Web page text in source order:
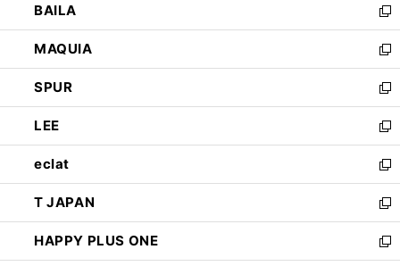
く
ィ
ン
ド
ウ
で
開
く
い
ウ
ィ
ン
ド
ウ
で
開
く
BAILA
新
し
い
ウ
ィ
ン
ド
ウ
で
開
く
MAQUIA
新
し
い
ウ
ィ
ン
ド
ウ
で
開
く
SPUR
新
し
い
ウ
ィ
ン
ド
ウ
で
開
LEE
新
し
い
ウ
ィ
ン
ド
ウ
eclat
新
し
い
ウ
ィ
ン
T JAPAN
新
し
い
ウ
HAPPY PLUS ONE
新